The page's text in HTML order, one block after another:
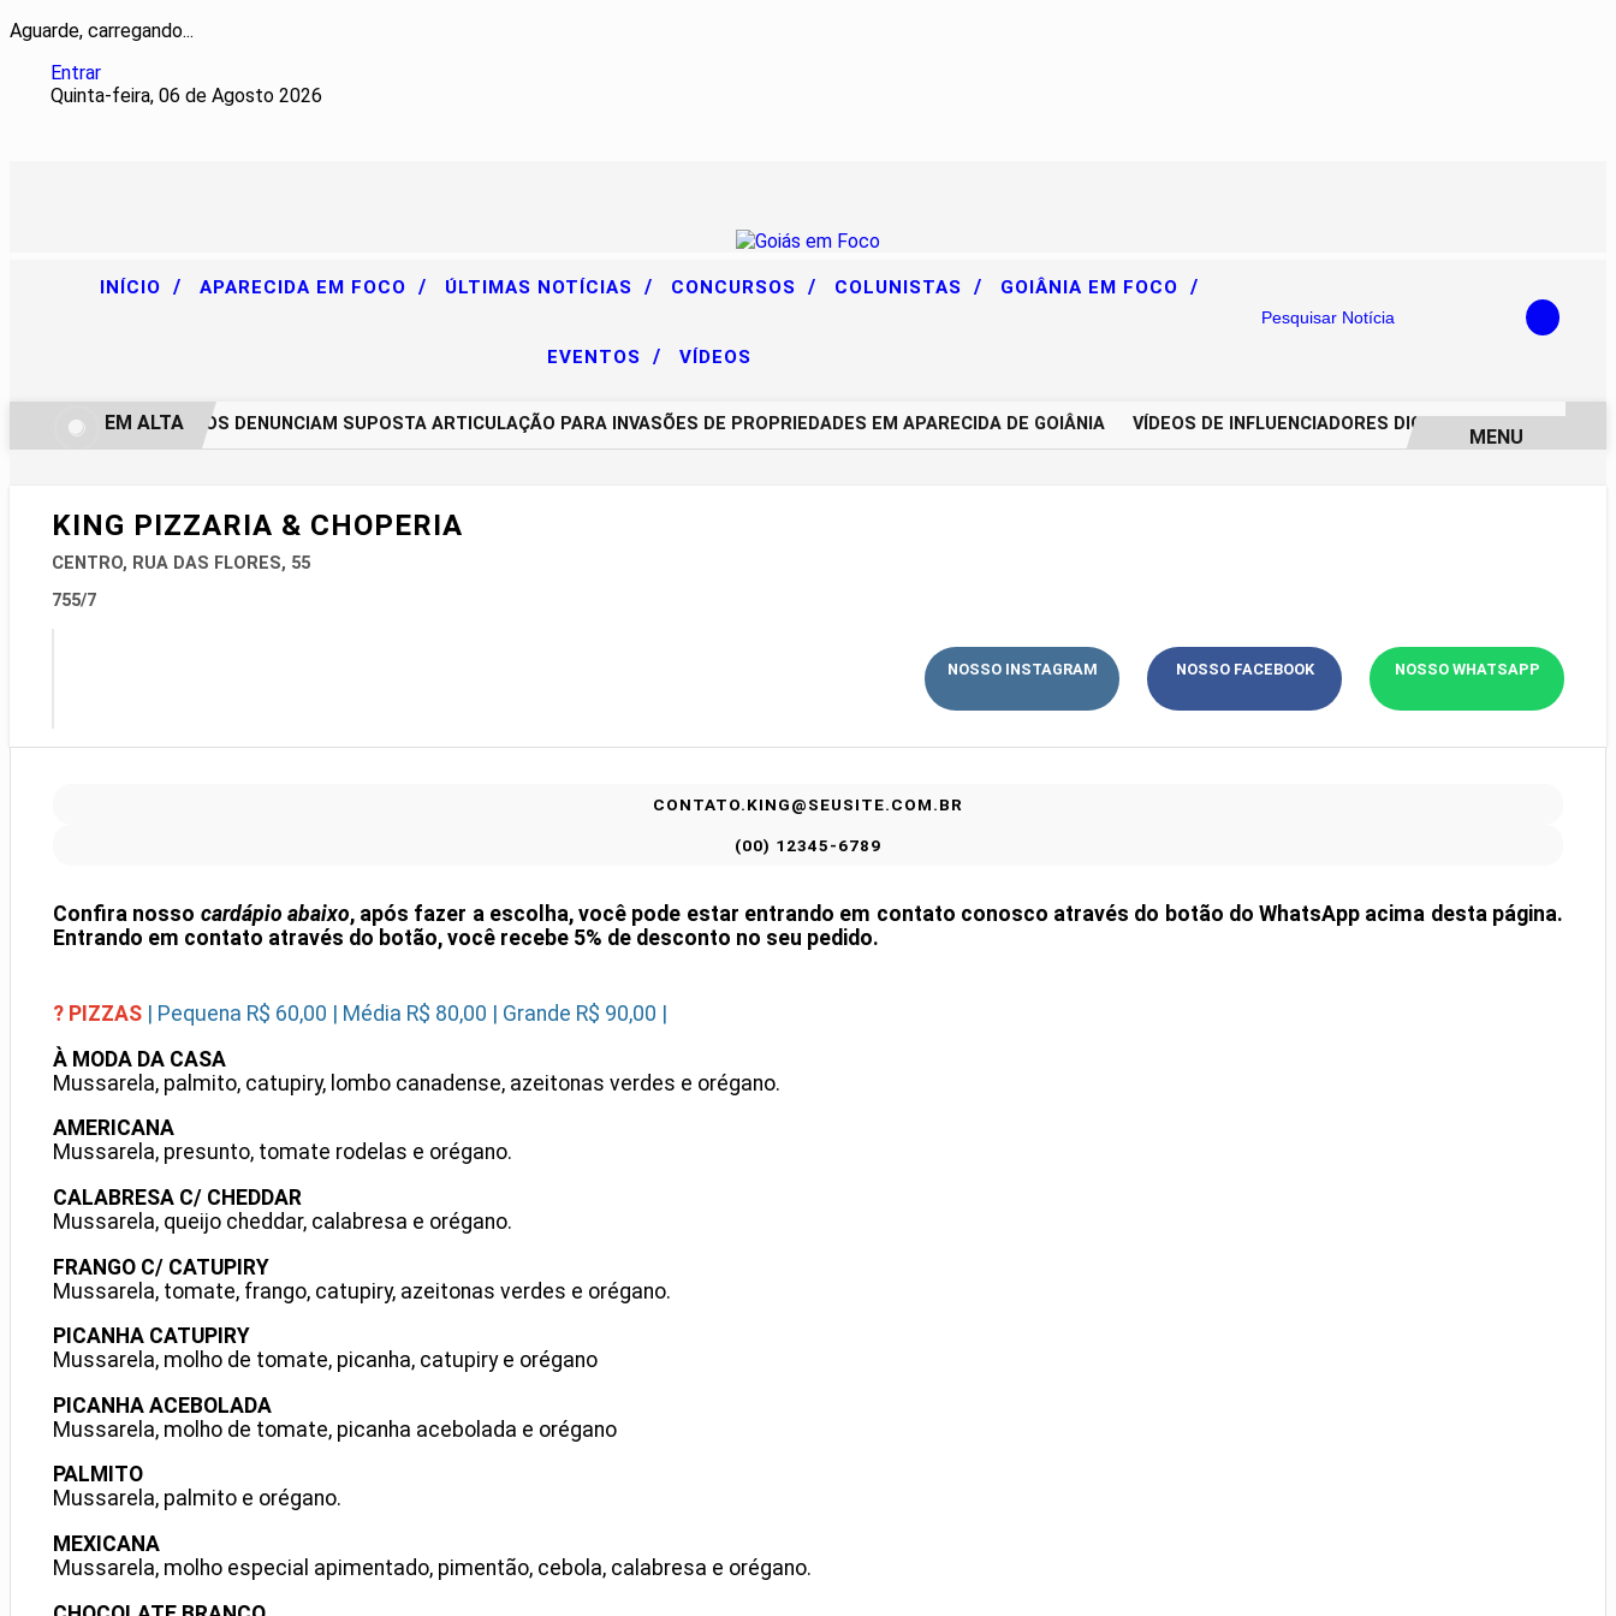
Aguarde, carregando...
Entrar
Quinta-feira, 06 de Agosto 2026
Pesquisar Notícia
INÍCIO / APARECIDA EM FOCO / ÚLTIMAS NOTÍCIAS / CONCURSOS / COLUNISTAS / GOIÂNIA EM FOCO /
EVENTOS / VÍDEOS
CHACAREIROS DENUNCIAM SUPOSTA ARTICULAÇÃO PARA INVASÕES DE PROPRIEDADES EM APARECIDA DE GOIÂNIA VÍDEOS DE INFLUENCIADORES DIGITAIS IMPULSIONAM
EM ALTA
MENU
KING PIZZARIA & CHOPERIA
CENTRO, RUA DAS FLORES, 55
755/7
NOSSOINSTAGRAM NOSSOFACEBOOK NOSSOWHATSAPP
CONTATO.KING@SEUSITE.COM.BR
(00) 12345-6789
Confira nosso cardápio abaixo, após fazer a escolha, você pode estar entrando em contato conosco através do botão do WhatsApp acima desta página.
Entrando em contato através do botão, você recebe 5% de desconto no seu pedido.
? PIZZAS | Pequena R$ 60,00 | Média R$ 80,00 | Grande R$ 90,00 |
À MODA DA CASA
Mussarela, palmito, catupiry, lombo canadense, azeitonas verdes e orégano.
AMERICANA
Mussarela, presunto, tomate rodelas e orégano.
CALABRESA C/ CHEDDAR
Mussarela, queijo cheddar, calabresa e orégano.
FRANGO C/ CATUPIRY
Mussarela, tomate, frango, catupiry, azeitonas verdes e orégano.
PICANHA CATUPIRY
Mussarela, molho de tomate, picanha, catupiry e orégano
PICANHA ACEBOLADA
Mussarela, molho de tomate, picanha acebolada e orégano
PALMITO
Mussarela, palmito e orégano.
MEXICANA
Mussarela, molho especial apimentado, pimentão, cebola, calabresa e orégano.